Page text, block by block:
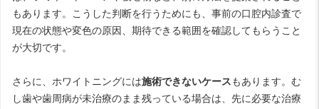
もあります。こうした判断を行うためにも、事前の口腔内診査で
現在の状態や変色の原因、期待できる範囲を確認してもらうこと
が大切です。
さらに、ホワイトニングには施術できないケースもあります。む
し歯や歯周病が未治療のまま残っている場合は、先に必要な治療